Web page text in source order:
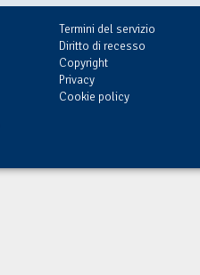
Termini del servizio
Diritto di recesso
Copyright
Privacy
Cookie policy